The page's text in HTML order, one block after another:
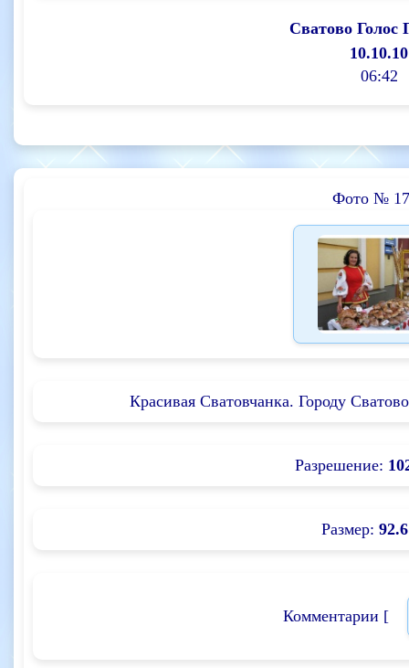
Сватово Голос
10.10.10
06:42
Фото №
Красивая Сватовчанка. Городу
Разрешение:
Размер: 92.6
Комментарии [